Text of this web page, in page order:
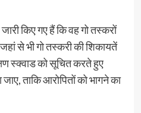
जारी किए गए हैं कि वह गो तस्करों
से भी गो तस्करी की शिकायतें
स्क्वाड को सूचित करते हुए
ताकि आरोपितों को भागने का